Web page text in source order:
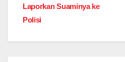
Laporkan Suaminya ke
Polisi